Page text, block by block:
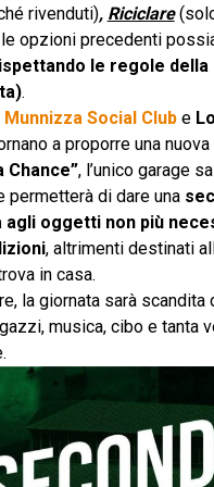
rivenduti), Riciclare
opzioni precedenti
le regole
.
Munnizza Social Club e
a proporre una
Chance”, l’unico garage
permetterà di dare una
agli oggetti non più
, altrimenti destinati
in casa.
la giornata sarà scandita
musica, cibo e tanta